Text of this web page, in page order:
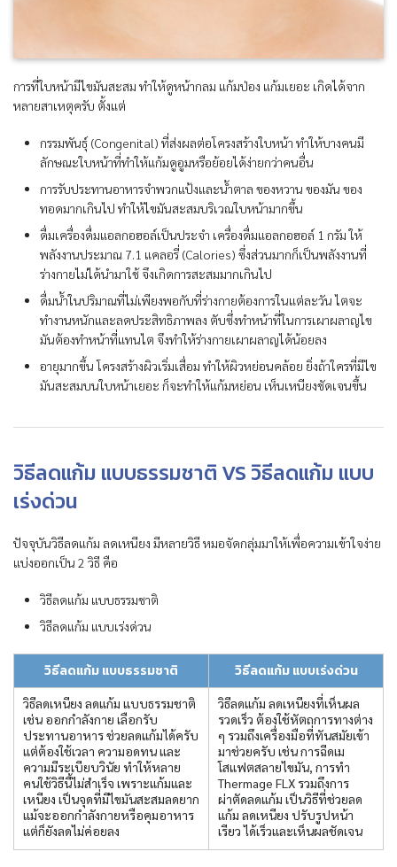
การที่ใบหน้ามีไขมันสะสม ทำให้ดูหน้ากลม แก้มป่อง แก้มเยอะ เกิดได้จาก
หลายสาเหตุครับ ตั้งแต่
กรรมพันธุ์ (Congenital) ที่ส่งผลต่อโครงสร้างใบหน้า ทำให้บางคนมี
ลักษณะใบหน้าที่ทำให้แก้มดูอูมหรือย้อยได้ง่ายกว่าคนอื่น
การรับประทานอาหารจำพวกแป้งและน้ำตาล ของหวาน ของมัน ของ
ทอดมากเกินไป ทำให้ไขมันสะสมบริเวณใบหน้ามากขึ้น
ดื่มเครื่องดื่มแอลกอฮอล์เป็นประจำ เครื่องดื่มแอลกอฮอล์ 1 กรัม ให้
พลังงานประมาณ 7.1 แคลอรี่ (Calories) ซึ่งส่วนมากก็เป็นพลังงานที่
ร่างกายไม่ได้นำมาใช้ จึงเกิดการสะสมมากเกินไป
ดื่มน้ำในปริมาณที่ไม่เพียงพอกับที่ร่างกายต้องการในแต่ละวัน ไตจะ
ทำงานหนักและลดประสิทธิภาพลง ตับซึ่งทำหน้าที่ในการเผาผลาญไข
มันต้องทำหน้าที่แทนไต จึงทำให้ร่างกายเผาผลาญได้น้อยลง
อายุมากขึ้น โครงสร้างผิวเริ่มเสื่อม ทำให้ผิวหย่อนคล้อย ยิ่งถ้าใครที่มีไข
มันสะสมบนใบหน้าเยอะ ก็จะทำให้แก้มหย่อน เห็นเหนียงชัดเจนขึ้น
วิธีลดแก้ม แบบธรรมชาติ VS วิธีลดแก้ม แบบ
เร่งด่วน
ปัจจุบันวิธีลดแก้ม ลดเหนียง มีหลายวิธี หมอจัดกลุ่มมาให้เพื่อความเข้าใจง่าย
แบ่งออกเป็น 2 วิธี คือ
วิธีลดแก้ม แบบธรรมชาติ
วิธีลดแก้ม แบบเร่งด่วน
วิธีลดแก้ม แบบธรรมชาติ วิธีลดแก้ม แบบเร่งด่วน
วิธีลดเหนียง ลดแก้ม แบบธรรมชาติ
เช่น ออกกำลังกาย เลือกรับ
ประทานอาหาร ช่วยลดแก้มได้ครับ
แต่ต้องใช้เวลา ความอดทน และ
ความมีระเบียบวินัย ทำให้หลาย
คนใช้วิธีนี้ไม่สำเร็จ เพราะแก้มและ
เหนียง เป็นจุดที่มีไขมันสะสมลดยาก
แม้จะออกกำลังกายหรือคุมอาหาร
แต่ก็ยังลดไม่ค่อยลง
วิธีลดแก้ม ลดเหนียงที่เห็นผล
รวดเร็ว ต้องใช้หัตถการทางต่าง
ๆ รวมถึงเครื่องมือที่ทันสมัยเข้า
มาช่วยครับ เช่น การฉีดเม
โสแฟตสลายไขมัน, การทำ
Thermage FLX รวมถึงการ
ผ่าตัดลดแก้ม เป็นวิธีที่ช่วยลด
แก้ม ลดเหนียง ปรับรูปหน้า
เรียว ได้เร็วและเห็นผลชัดเจน